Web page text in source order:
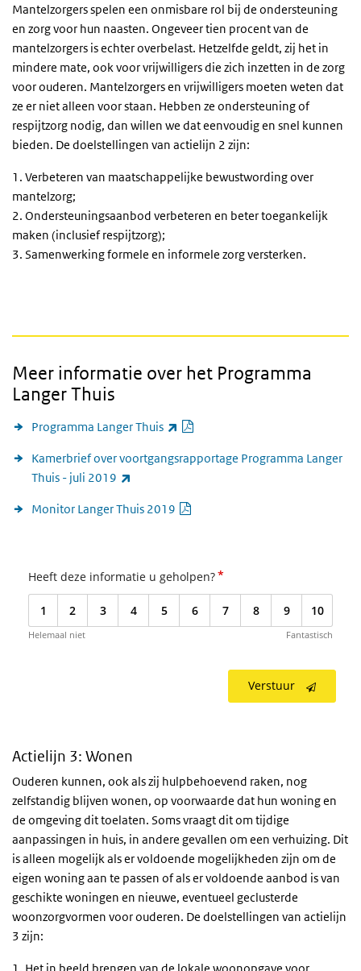
Mantelzorgers spelen een onmisbare rol bij de ondersteuning
en zorg voor hun naasten. Ongeveer tien procent van de
mantelzorgers is echter overbelast. Hetzelfde geldt, zij het in
mindere mate, ook voor vrijwilligers die zich inzetten in de zorg
voor ouderen. Mantelzorgers en vrijwilligers moeten weten dat
ze er niet alleen voor staan. Hebben ze ondersteuning of
respijtzorg nodig, dan willen we dat eenvoudig en snel kunnen
bieden. De doelstellingen van actielijn 2 zijn:
1. Verbeteren van maatschappelijke bewustwording over
mantelzorg;
2. Ondersteuningsaanbod verbeteren en beter toegankelijk
maken (inclusief respijtzorg);
3. Samenwerking formele en informele zorg versterken.
Meer informatie over het Programma
Langer Thuis
Programma Langer Thuis
Kamerbrief over voortgangsrapportage Programma Langer
Thuis - juli 2019
Monitor Langer Thuis 2019
Heeft deze informatie u geholpen?*
1 2 3 4 5 6 7 8 9 10
Helemaal niet Fantastisch
Verstuur
Actielijn 3: Wonen
Ouderen kunnen, ook als zij hulpbehoevend raken, nog
zelfstandig blijven wonen, op voorwaarde dat hun woning en
de omgeving dit toelaten. Soms vraagt dit om tijdige
aanpassingen in huis, in andere gevallen om een verhuizing. Dit
is alleen mogelijk als er voldoende mogelijkheden zijn om de
eigen woning aan te passen of als er voldoende aanbod is van
geschikte woningen en nieuwe, eventueel geclusterde
woonzorgvormen voor ouderen. De doelstellingen van actielijn
3 zijn:
1. Het in beeld brengen van de lokale woonopgave voor